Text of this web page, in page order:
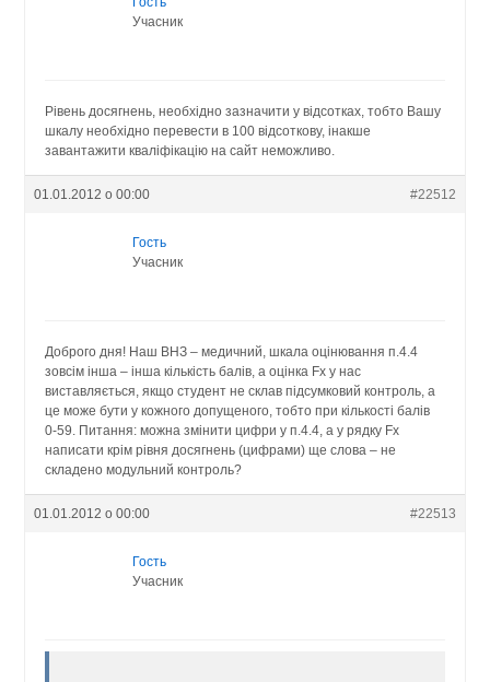
Учасник
Рівень досягнень, необхідно зазначити у відсотках, тобто Вашу
шкалу необхідно перевести в 100 відсоткову, інакше
завантажити кваліфікацію на сайт неможливо.
01.01.2012 о 00:00 #22512
Гость
Учасник
Доброго дня! Наш ВНЗ – медичний, шкала оцінювання п.4.4
зовсім інша – інша кількість балів, а оцінка Fx у нас
виставляється, якщо студент не склав підсумковий контроль, а
це може бути у кожного допущеного, тобто при кількості балів
0-59. Питання: можна змінити цифри у п.4.4, а у рядку Fx
написати крім рівня досягнень (цифрами) ще слова – не
складено модульний контроль?
01.01.2012 о 00:00 #22513
Гость
Учасник